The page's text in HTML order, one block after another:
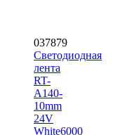
037879
Светодиодная
лента
RT-
A140-
10mm
24V
White6000